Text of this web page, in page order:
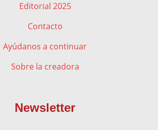
Editorial 2025
Contacto
Ayúdanos a continuar
Sobre la creadora
Newsletter